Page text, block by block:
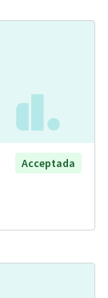
Acceptada